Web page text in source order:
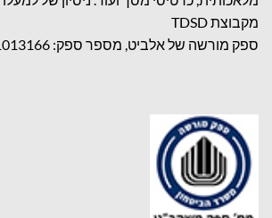
מקבוצת TDSD
ספק מורשה של אלביט, מספר ספק: 1013166